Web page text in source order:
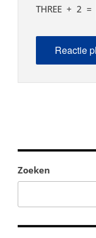
Zoeken
THREE + 2 =